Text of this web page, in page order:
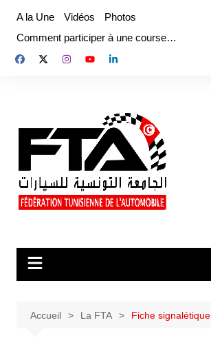
contenu
A la Une Vidéos
Photos
Comment participer à une course…
Accueil La FTA Fiche signalétique